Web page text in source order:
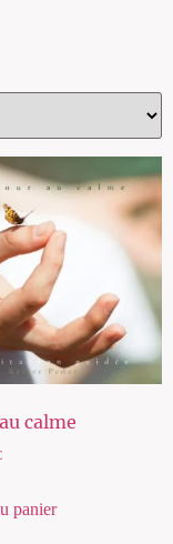
calme
panier